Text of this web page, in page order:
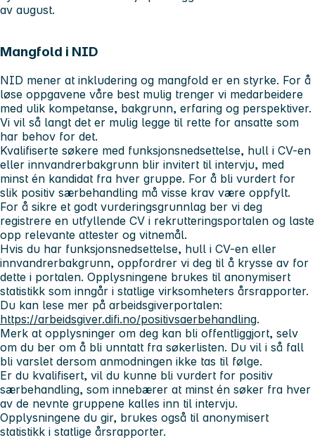
av august.
Mangfold i NID
NID mener at inkludering og mangfold er en styrke. For å
løse oppgavene våre best mulig trenger vi medarbeidere
med ulik kompetanse, bakgrunn, erfaring og perspektiver.
Vi vil så langt det er mulig legge til rette for ansatte som
har behov for det.
Kvalifiserte søkere med funksjonsnedsettelse, hull i CV-en
eller innvandrerbakgrunn blir invitert til intervju, med
minst én kandidat fra hver gruppe. For å bli vurdert for
slik positiv særbehandling må visse krav være oppfylt.
For å sikre et godt vurderingsgrunnlag ber vi deg
registrere en utfyllende CV i rekrutteringsportalen og laste
opp relevante attester og vitnemål.
Hvis du har funksjonsnedsettelse, hull i CV-en eller
innvandrerbakgrunn, oppfordrer vi deg til å krysse av for
dette i portalen. Opplysningene brukes til anonymisert
statistikk som inngår i statlige virksomheters årsrapporter.
Du kan lese mer på arbeidsgiverportalen:
https://arbeidsgiver.difi.no/positivsaerbehandling.
Merk at opplysninger om deg kan bli offentliggjort, selv
om du ber om å bli unntatt fra søkerlisten. Du vil i så fall
bli varslet dersom anmodningen ikke tas til følge.
Er du kvalifisert, vil du kunne bli vurdert for positiv
særbehandling, som innebærer at minst én søker fra hver
av de nevnte gruppene kalles inn til intervju.
Opplysningene du gir, brukes også til anonymisert
statistikk i statlige årsrapporter.